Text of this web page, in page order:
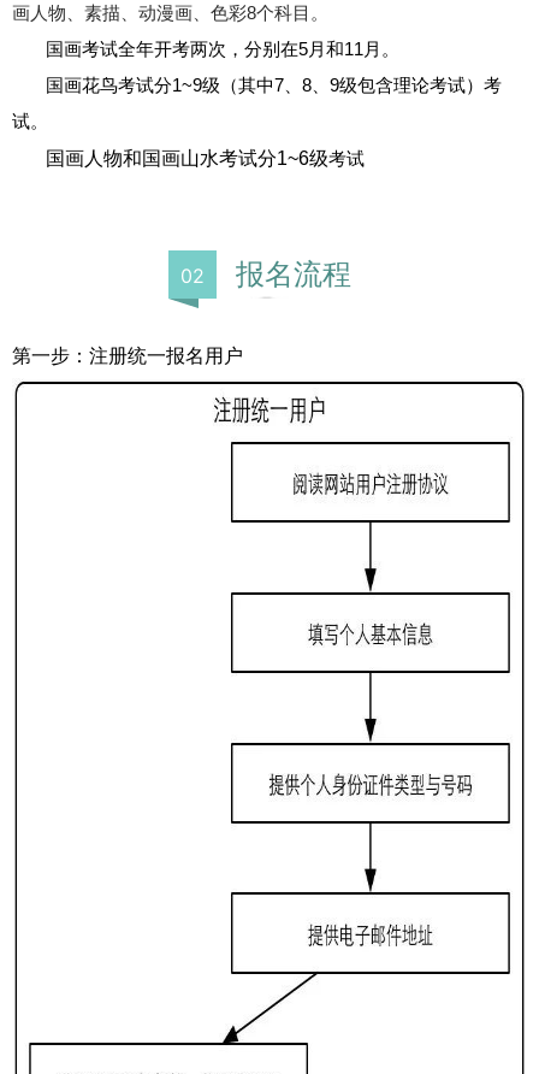
画人物、素描、动漫画、色彩8个科目。
国画考试全年开考两次，分别在5月和11月。
国画花鸟考试分1~9级（其中7、8、9级包含理论考试）考
试。
国画人物和国画山水考试分1~6级考试
02 报名流程
第一步：注册统一报名用户